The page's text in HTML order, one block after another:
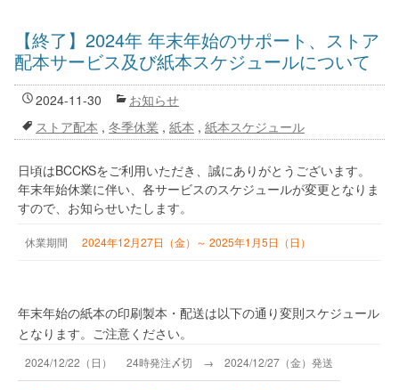
【終了】2024年 年末年始のサポート、ストア
配本サービス及び紙本スケジュールについて
2024-11-30
お知らせ
ストア配本 , 冬季休業 , 紙本 , 紙本スケジュール
日頃はBCCKSをご利用いただき、誠にありがとうございます。
年末年始休業に伴い、各サービスのスケジュールが変更となりま
すので、お知らせいたします。
休業期間 2024年12月27日（金）～ 2025年1月5日（日）
年末年始の紙本の印刷製本・配送は以下の通り変則スケジュール
となります。ご注意ください。
2024/12/22（日） 24時発注〆切 → 2024/12/27（金）発送